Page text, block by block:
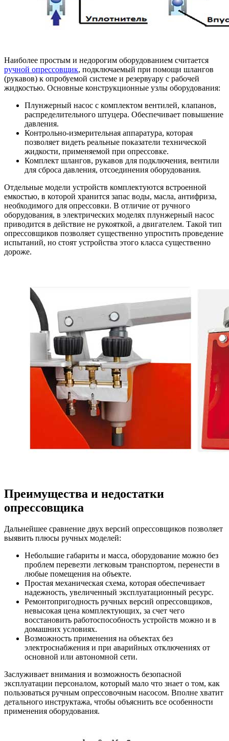
Наиболее простым и недорогим оборудованием считается
ручной опрессовщик, подключаемый при помощи шлангов
(рукавов) к опробуемой системе и резервуару с рабочей
жидкостью. Основные конструкционные узлы оборудования:
Плунжерный насос с комплектом вентилей, клапанов,
распределительного штуцера. Обеспечивает повышение
давления.
Контрольно-измерительная аппаратура, которая
позволяет видеть реальные показатели технической
жидкости, применяемой при опрессовке.
Комплект шлангов, рукавов для подключения, вентили
для сброса давления, отсоединения оборудования.
Отдельные модели устройств комплектуются встроенной
емкостью, в которой хранится запас воды, масла, антифриза,
необходимого для опрессовки. В отличие от ручного
оборудования, в электрических моделях плунжерный насос
приводится в действие не рукояткой, а двигателем. Такой тип
опрессовщиков позволяет существенно упростить проведение
испытаний, но стоят устройства этого класса существенно
дороже.
Преимущества и недостатки
опрессовщика
Дальнейшее сравнение двух версий опрессовщиков позволяет
выявить плюсы ручных моделей:
Небольшие габариты и масса, оборудование можно без
проблем перевезти легковым транспортом, перенести в
любые помещения на объекте.
Простая механическая схема, которая обеспечивает
надежность, увеличенный эксплуатационный ресурс.
Ремонтопригодность ручных версий опрессовщиков,
невысокая цена комплектующих, за счет чего
восстановить работоспособность устройств можно и в
домашних условиях.
Возможность применения на объектах без
электроснабжения и при аварийных отключениях от
основной или автономной сети.
Заслуживает внимания и возможность безопасной
эксплуатации персоналом, который мало что знает о том, как
пользоваться ручным опрессовочным насосом. Вполне хватит
детального инструктажа, чтобы объяснить все особенности
применения оборудования.